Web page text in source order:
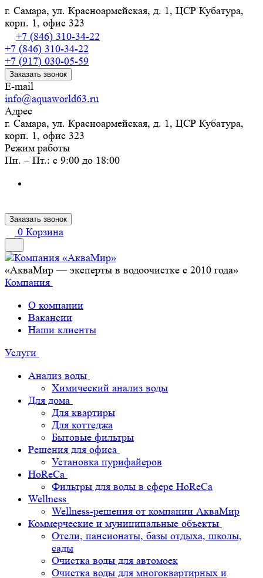
г. Самара, ул. Красноармейская, д. 1, ЦСР Кубатура,
корп. 1, офис 323
+7 (846) 310-34-22
+7 (846) 310-34-22
+7 (917) 030-05-59
Заказать звонок
E-mail
info@aquaworld63.ru
Адрес
г. Самара, ул. Красноармейская, д. 1, ЦСР Кубатура,
корп. 1, офис 323
Режим работы
Пн. – Пт.: с 9:00 до 18:00
Заказать звонок
0 Корзина
«АкваМир — эксперты в водоочистке с 2010 года»
Компания
О компании
Вакансии
Наши клиенты
Услуги
Анализ воды
Химический анализ воды
Для дома
Для квартиры
Для коттеджа
Бытовые фильтры
Решения для офиса
Установка пурифайеров
HoReCa
Фильтры для воды в сфере HoReCa
Wellness
Wellness-решения от компании АкваМир
Коммерческие и муниципальные объекты
Отели, пансионаты, базы отдыха, школы,
сады
Очистка воды для автомоек
Очистка воды для многоквартирных и